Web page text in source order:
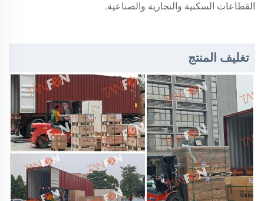
القطاعات السكنية والتجارية والصناعية.
تغليف المنتج